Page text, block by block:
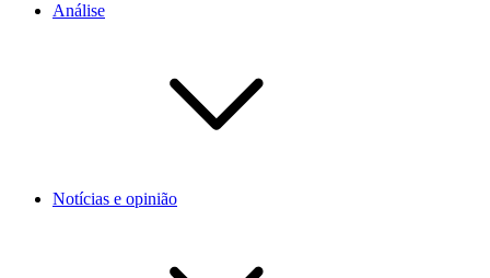
Análise
Notícias e opinião